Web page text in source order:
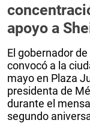
apoyo a
El gobernador
convocó a la
mayo en Plaza
presidenta de
durante el
segundo